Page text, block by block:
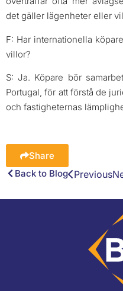
det gäller lägenheter eller
F: Har internationella
villor?
S: Ja. Köpare bör
Portugal, för att förstå de
och fastigheternas
Share
Back to Blog Previous